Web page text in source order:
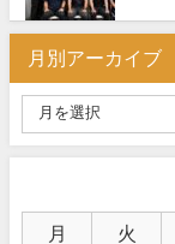
月別アーカイブ
月 火